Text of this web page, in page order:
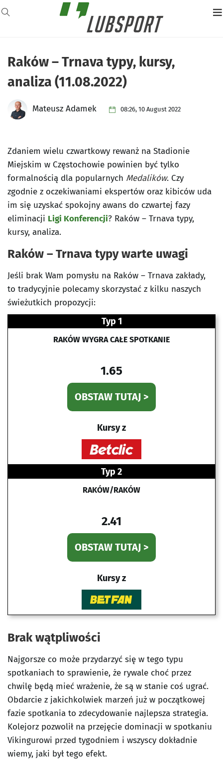
Raków – Trnava typy, kursy,
analiza (11.08.2022)
Mateusz Adamek 08:26, 10 August 2022
Zdaniem wielu czwartkowy rewanż na Stadionie
Miejskim w Częstochowie powinien być tylko
formalnością dla popularnych Medalików. Czy
zgodnie z oczekiwaniami ekspertów oraz kibiców uda
im się uzyskać spokojny awans do czwartej fazy
eliminacji Ligi Konferencji? Raków – Trnava typy,
kursy, analiza.
Raków – Trnava typy warte uwagi
Jeśli brak Wam pomysłu na Raków – Trnava zakłady,
to tradycyjnie polecamy skorzystać z kilku naszych
świeżutkich propozycji:
Typ 1
RAKÓW WYGRA CAŁE SPOTKANIE
1.65
OBSTAW TUTAJ >
Kursy z
Typ 2
RAKÓW/RAKÓW
2.41
OBSTAW TUTAJ >
Kursy z
Brak wątpliwości
Najgorsze co może przydarzyć się w tego typu
spotkaniach to sprawienie, że rywale choć przez
chwilę będą mieć wrażenie, że są w stanie coś ugrać.
Obdarcie z jakichkolwiek marzeń już w początkowej
fazie spotkania to zdecydowanie najlepsza strategia.
Kolejorz pozwolił na przejęcie dominacji w spotkaniu
Vikingurowi przed tygodniem i wszyscy dokładnie
wiemy, jaki był tego efekt.